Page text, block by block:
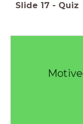
Slide 17 - Quiz